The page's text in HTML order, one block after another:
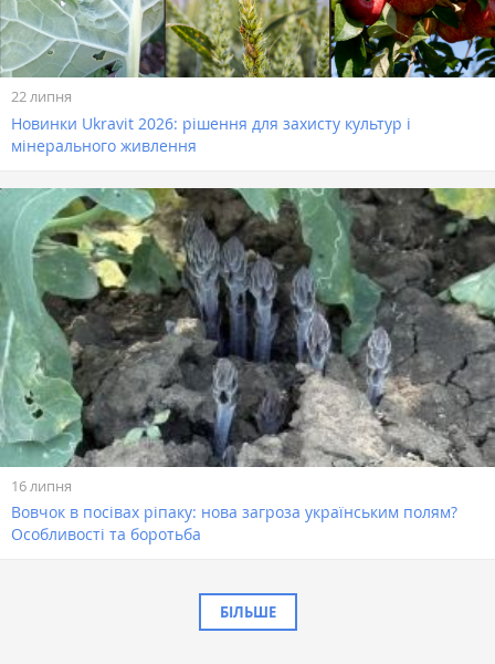
22 липня
Новинки Ukravit 2026: рішення для захисту культур і
мінерального живлення
16 липня
Вовчок в посівах ріпаку: нова загроза українським полям?
Особливості та боротьба
БІЛЬШЕ